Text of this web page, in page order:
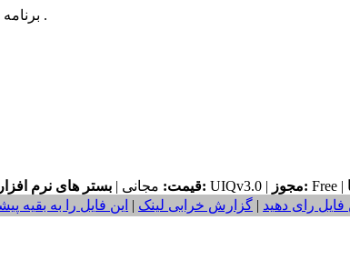
برنامه اي براي چراغ قوه کردن فلش گوشي يا حالا موارد استفاده ديگر .
قیمت: مجانی | بستر های نرم افزاری مورد نیاز: UIQv3.0 | مجوز: Free |
فایل رای دهید | گزارش خرابی لینک | این فایل را به بقیه